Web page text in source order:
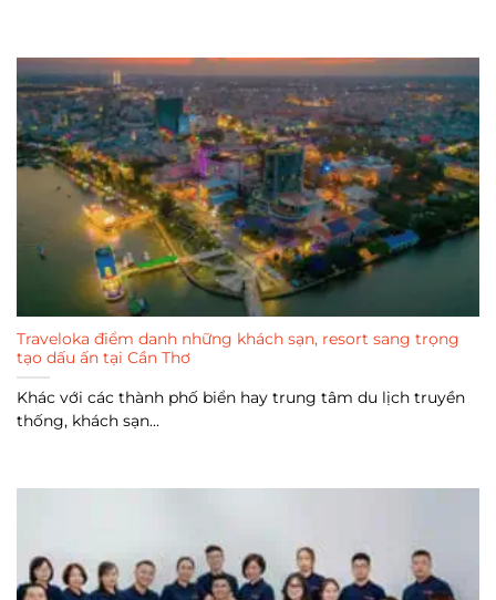
Traveloka điểm danh những khách sạn, resort sang trọng
tạo dấu ấn tại Cần Thơ
Khác với các thành phố biển hay trung tâm du lịch truyền
thống, khách sạn...